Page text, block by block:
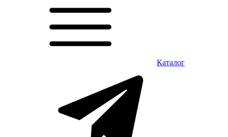
Каталог